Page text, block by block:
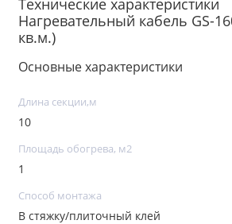
Технические характеристики
Нагревательный кабель GS-
кв.м.)
Основные характеристики
Длина секции,м
10
Площадь обогрева, м2
1
Способ монтажа
В стяжку/плиточный клей